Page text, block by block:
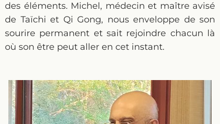
des éléments. Michel, médecin et maître avisé
de Taïchi et Qi Gong, nous enveloppe de son
sourire permanent et sait rejoindre chacun là
où son être peut aller en cet instant.